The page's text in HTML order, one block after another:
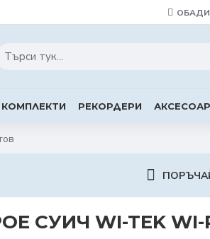
ОБАДИ
КОМПЛЕКТИ РЕКОРДЕРИ
СУИЧ WI-TEK